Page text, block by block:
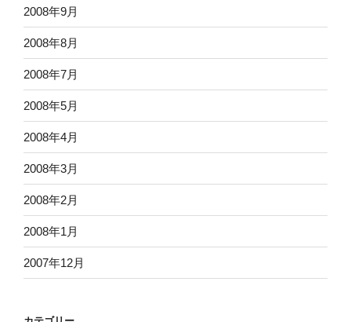
2008年9月
2008年8月
2008年7月
2008年5月
2008年4月
2008年3月
2008年2月
2008年1月
2007年12月